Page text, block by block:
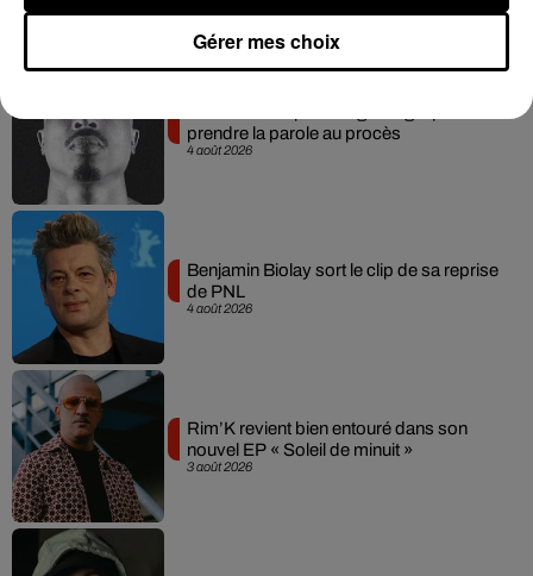
4 août 2026
prendre la parole au procès
4 août 2026
Benjamin Biolay sort le clip de sa reprise
de PNL
3 août 2026
Rim’K revient bien entouré dans son
nouvel EP « Soleil de minuit »
Gérer mes choix